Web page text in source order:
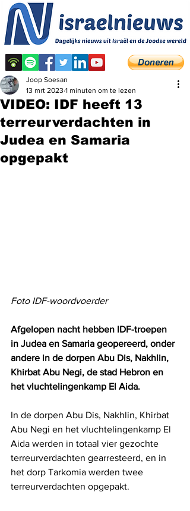
VIDEO: IDF heeft 13
terreurverdachten in
Judea en Samaria
opgepakt
Joop Soesan
13 mrt 2023 1 minuten om te lezen
Foto IDF-woordvoerder
Afgelopen nacht hebben IDF-troepen
in Judea en Samaria geopereerd, onder
andere in de dorpen Abu Dis, Nakhlin,
Khirbat Abu Negi, de stad Hebron en
het vluchtelingenkamp El Aida.
In de dorpen Abu Dis, Nakhlin, Khirbat
Abu Negi en het vluchtelingenkamp El
Aida werden in totaal vier gezochte
terreurverdachten gearresteerd, en in
het dorp Tarkomia werden twee
terreurverdachten opgepakt.